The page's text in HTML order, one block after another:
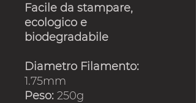
Facile da stampare,
ecologico e
biodegradabile
Diametro Filamento:
1.75mm
Peso: 250g